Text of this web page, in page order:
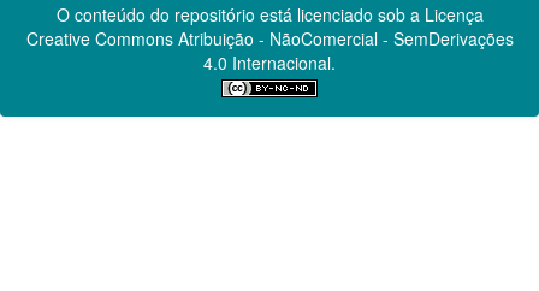
O conteúdo do repositório está licenciado sob a Licença
Creative CommonsAtribuição - NãoComercial - SemDerivações
4.0 Internacional.